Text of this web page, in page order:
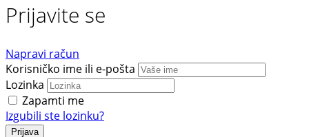
Prijavite se
Napravi račun
Korisničko ime ili e-pošta
Lozinka
Zapamti me
Izgubili ste lozinku?